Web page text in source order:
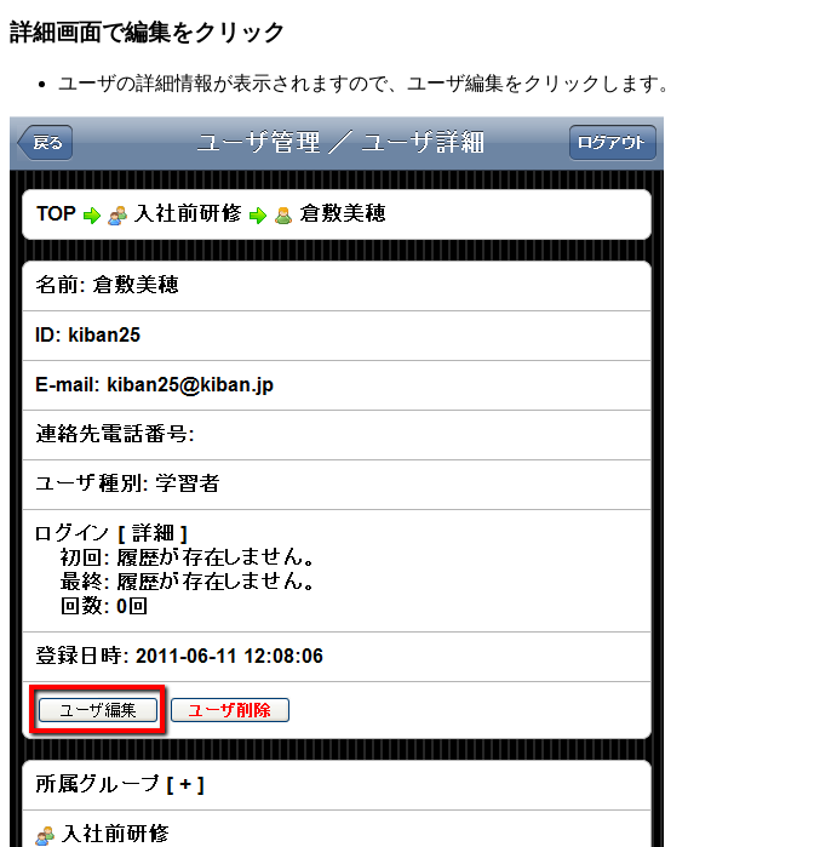
詳細画面で編集をクリック
ユーザの詳細情報が表示されますので、ユーザ編集をクリックします。